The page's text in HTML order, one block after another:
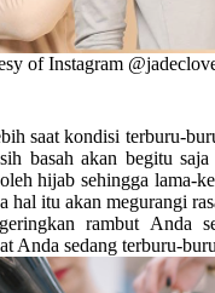
of Instagram
saat kondisi terburu-
basah akan begitu
hijab sehingga lama-
itu akan megurangi
rambut Anda
Anda sedang terburu-